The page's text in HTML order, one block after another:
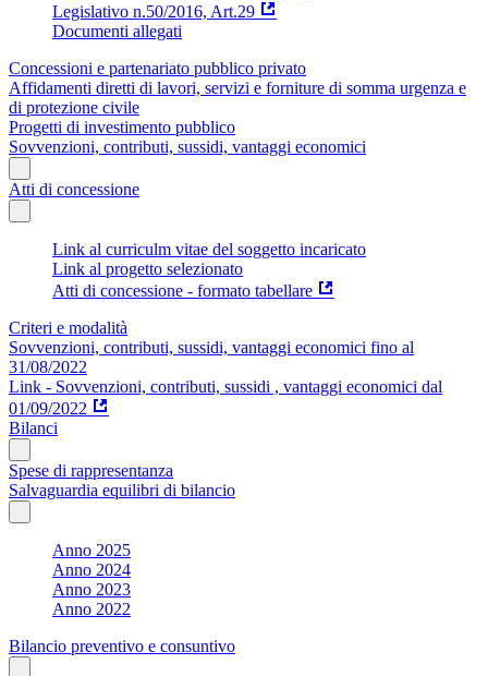
Legislativo n.50/2016, Art.29
Documenti allegati
Concessioni e partenariato pubblico privato
Affidamenti diretti di lavori, servizi e forniture di somma urgenza e
di protezione civile
Progetti di investimento pubblico
Sovvenzioni, contributi, sussidi, vantaggi economici
Atti di concessione
Link al curriculm vitae del soggetto incaricato
Link al progetto selezionato
Atti di concessione - formato tabellare
Criteri e modalità
Sovvenzioni, contributi, sussidi, vantaggi economici fino al
31/08/2022
Link - Sovvenzioni, contributi, sussidi , vantaggi economici dal
01/09/2022
Bilanci
Spese di rappresentanza
Salvaguardia equilibri di bilancio
Anno 2025
Anno 2024
Anno 2023
Anno 2022
Bilancio preventivo e consuntivo